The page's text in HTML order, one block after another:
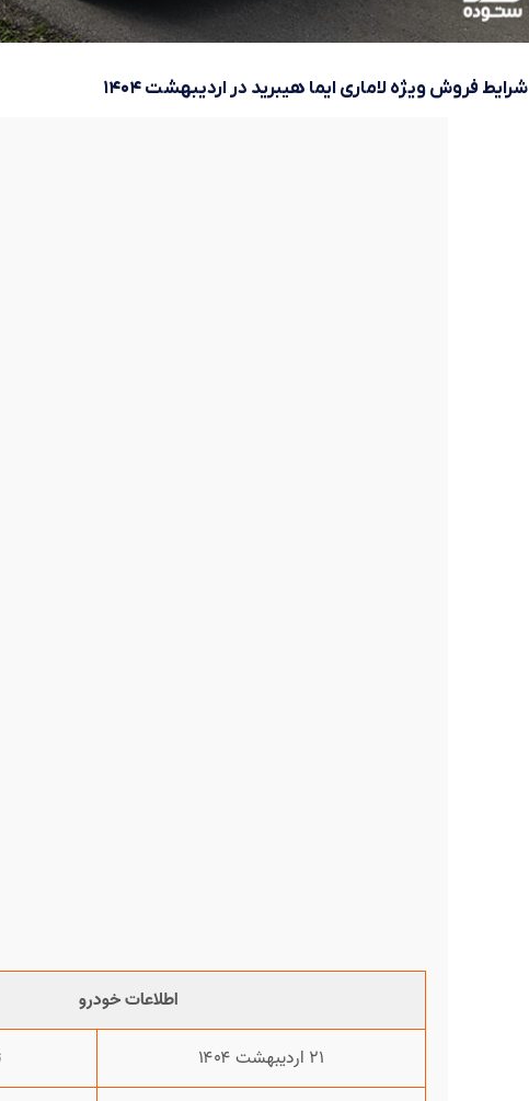
شرایط فروش ویژه لاماری ایما هیبرید در اردیبهشت ۱۴۰۴
اطلاعات خودرو
۲۱ اردیبهشت ۱۴۰۴